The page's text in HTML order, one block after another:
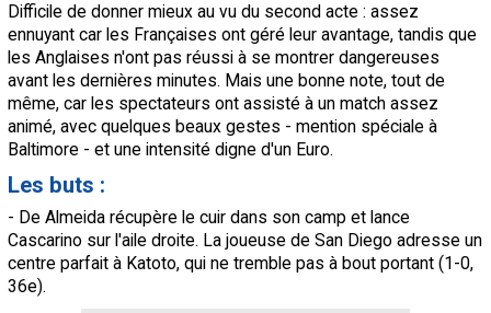
Difficile de donner mieux au vu du second acte : assez
ennuyant car les Françaises ont géré leur avantage, tandis que
les Anglaises n'ont pas réussi à se montrer dangereuses
avant les dernières minutes. Mais une bonne note, tout de
même, car les spectateurs ont assisté à un match assez
animé, avec quelques beaux gestes - mention spéciale à
Baltimore - et une intensité digne d'un Euro.
Les buts :
- De Almeida récupère le cuir dans son camp et lance
Cascarino sur l'aile droite. La joueuse de San Diego adresse un
centre parfait à Katoto, qui ne tremble pas à bout portant (1-0,
36e).